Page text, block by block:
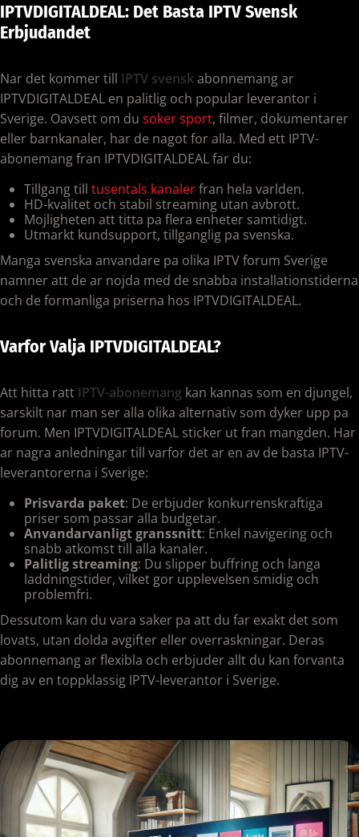
IPTVDIGITALDEAL: Det Basta IPTV Svensk
Erbjudandet
Nar det kommer till IPTV svenskabonnemang ar
IPTVDIGITALDEAL en palitlig och popular leverantor i
Sverige. Oavsett om du soker sport, filmer, dokumentarer
eller barnkanaler, har de nagot for alla. Med ett IPTV-
abonemang fran IPTVDIGITALDEAL far du:
Tillgang till tusentals kanalerfran hela varlden.
HD-kvalitet och stabil streaming utan avbrott.
Mojligheten att titta pa flera enheter samtidigt.
Utmarkt kundsupport, tillganglig pa svenska.
Manga svenska anvandare pa olika IPTV forum Sverige
namner att de ar nojda med de snabba installationstiderna
och de formanliga priserna hos IPTVDIGITALDEAL.
Varfor Valja IPTVDIGITALDEAL?
Att hitta ratt IPTV-abonemang kan kannas som en djungel,
sarskilt nar man ser alla olika alternativ som dyker upp pa
forum. Men IPTVDIGITALDEAL sticker ut fran mangden. Har
ar nagra anledningar till varfor det ar en av de basta IPTV-
leverantorerna i Sverige:
Prisvarda paket: De erbjuder konkurrenskraftiga
priser som passar alla budgetar.
Anvandarvanligt granssnitt: Enkel navigering och
snabb atkomst till alla kanaler.
Palitlig streaming: Du slipper buffring och langa
laddningstider, vilket gor upplevelsen smidig och
problemfri.
Dessutom kan du vara saker pa att du far exakt det som
lovats, utan dolda avgifter eller overraskningar. Deras
abonnemang ar flexibla och erbjuder allt du kan forvanta
dig av en toppklassig IPTV-leverantor i Sverige.